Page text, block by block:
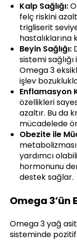
Kalp Sağlığı:
felç riskini
trigliserit
hastalıklarına
Beyin Sağlığı:
sistemi
Omega 3
işlev
Enflamasyon
özellikleri
azaltır. Bu da
mücadelede
Obezite ile
yardımcı
hormonunu
destek sağlar.
Omega 3’ün
Omega 3 yağ
sisteminde